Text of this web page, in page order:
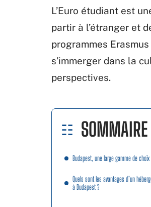
L’Euro étudiant est
partir à l’étranger et
programmes
s’immerger dans la
perspectives.
SOMMAIRE
Budapest, une large gamme de
Quels sont les avantages d’un
à Budapest ?